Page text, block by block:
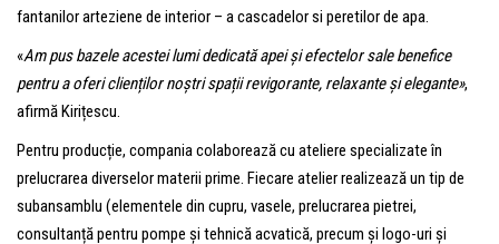
fantanilor arteziene de interior – a cascadelor si peretilor de apa.
«Am pus bazele acestei lumi dedicată apei și efectelor sale benefice
pentru a oferi clienților noștri spații revigorante, relaxante și elegante»,
afirmă Kirițescu.
Pentru producție, compania colaborează cu ateliere specializate în
prelucrarea diverselor materii prime. Fiecare atelier realizează un tip de
subansamblu (elementele din cupru, vasele, prelucrarea pietrei,
consultanță pentru pompe și tehnică acvatică, precum și logo-uri și